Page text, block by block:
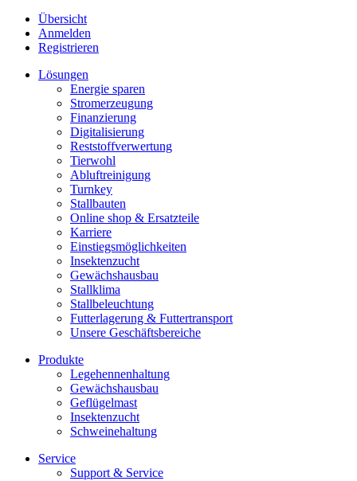
Übersicht
Anmelden
Registrieren
Lösungen
Energie sparen
Stromerzeugung
Finanzierung
Digitalisierung
Reststoffverwertung
Tierwohl
Abluftreinigung
Turnkey
Stallbauten
Online shop & Ersatzteile
Karriere
Einstiegsmöglichkeiten
Insektenzucht
Gewächshausbau
Stallklima
Stallbeleuchtung
Futterlagerung & Futtertransport
Unsere Geschäftsbereiche
Produkte
Legehennenhaltung
Gewächshausbau
Geflügelmast
Insektenzucht
Schweinehaltung
Service
Support & Service